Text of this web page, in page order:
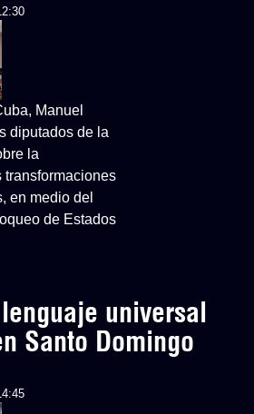
Manuel
diputados de la
la
transformaciones
en medio del
de Estados
universal
Santo Domingo